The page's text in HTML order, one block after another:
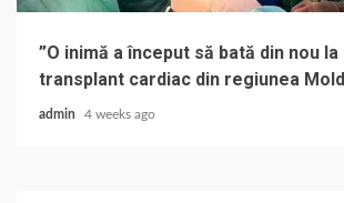
”O inimă a început să bată din nou la
transplant cardiac din regiunea
admin 4 weeks ago